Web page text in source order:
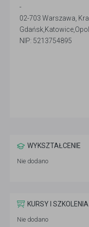
-
02-703 Warszawa,
NIP: 5213754895
WYKSZTAŁCENIE
Nie dodano
KURSY I SZKOLENIA
Nie dodano